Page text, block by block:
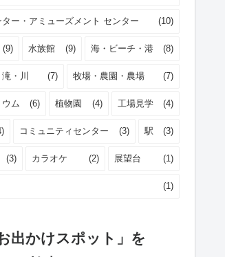
ー・アミューズメント センター (10)
(9) 水族館 (9) 海・ビーチ・港 (8)
・川 (7) 牧場・農園・農場 (7)
ム (6) 植物園 (4) 工場見学 (4)
コミュニティセンター (3) 駅 (3)
(3) カラオケ (2) 展望台 (1)
(1)
出かけスポット」を